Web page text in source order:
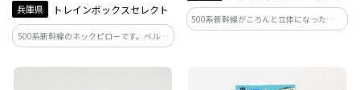
兵庫県 トレインボックスセレクト
500系新幹線のネックピローです。ベルト
の長さが調整できる為、子供も大人も使
える♪お好みのフィット感で使用可能で
500系新幹線がころんと立体になったキー
ホルダーです。